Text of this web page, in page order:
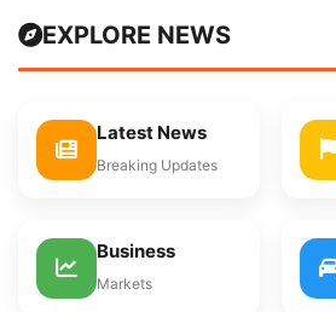
EXPLORE NEWS
Latest News
Breaking Updates
Business
Markets